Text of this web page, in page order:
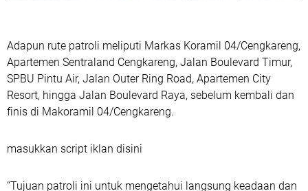
Adapun rute patroli meliputi Markas Koramil 04/Cengkareng,
Apartemen Sentraland Cengkareng, Jalan Boulevard Timur,
SPBU Pintu Air, Jalan Outer Ring Road, Apartemen City
Resort, hingga Jalan Boulevard Raya, sebelum kembali dan
finis di Makoramil 04/Cengkareng.
masukkan script iklan disini
“Tujuan patroli ini untuk mengetahui langsung keadaan dan